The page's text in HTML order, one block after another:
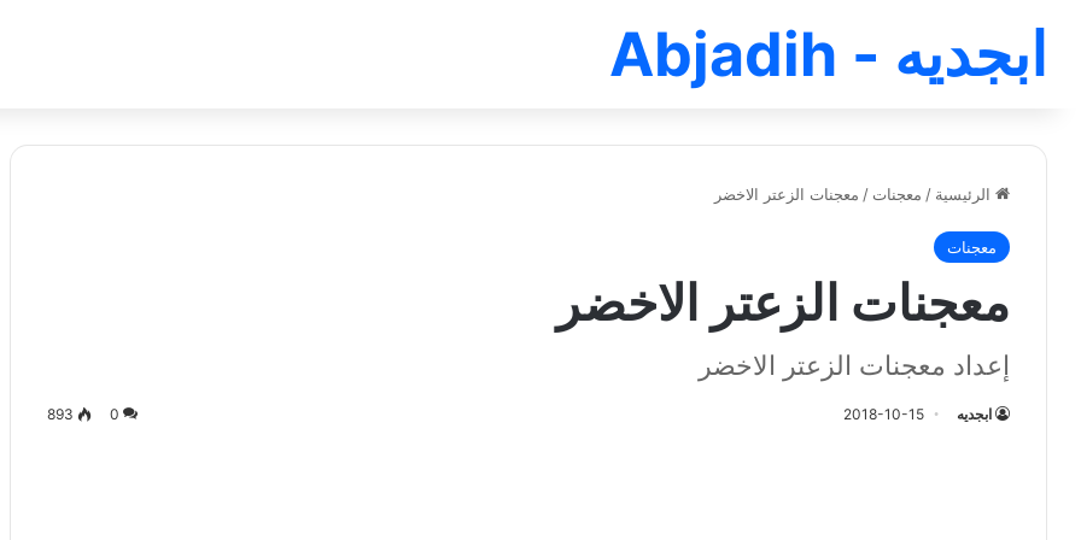
ابجديه - Abjadih
الرئيسية / معجنات / معجنات الزعتر الاخضر
معجنات
معجنات الزعتر الاخضر
إعداد معجنات الزعتر الاخضر
ابجديه 2018-10-15
0
893